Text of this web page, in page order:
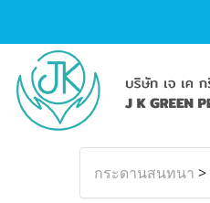
กระดานสนทนา >